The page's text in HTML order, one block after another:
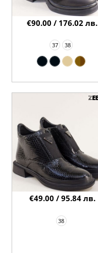
37 38
€90.00 / 176.02 лв.
38
€49.00 / 95.84 лв.